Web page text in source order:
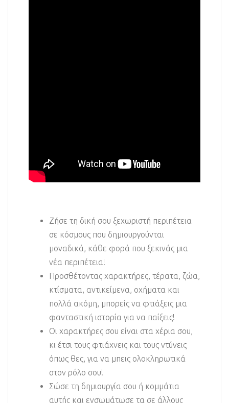
Ζήσε τη δική σου ξεχωριστή περιπέτεια
σε κόσμους που δημιουργούνται
μοναδικά, κάθε φορά που ξεκινάς μια
νέα περιπέτεια!
Προσθέτοντας χαρακτήρες, τέρατα, ζώα,
κτίσματα, αντικείμενα, οχήματα και
πολλά ακόμη, μπορείς να φτιάξεις μια
φανταστική ιστορία για να παίξεις!
Οι χαρακτήρες σου είναι στα χέρια σου,
κι έτσι τους φτιάχνεις και τους ντύνεις
όπως θες, για να μπεις ολοκληρωτικά
στον ρόλο σου!
Σώσε τη δημιουργία σου ή κομμάτια
αυτής και ενσωμάτωσε τα σε άλλους